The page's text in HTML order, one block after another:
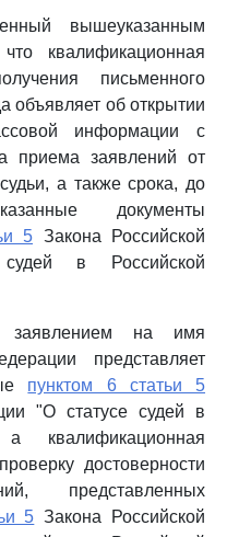
вышеуказанным
квалификационная
письменного
объявляет об открытии
информации с
приема заявлений от
а также срока, до
документы
5 Закона Российской
в Российской
заявлением на имя
представляет
пунктом 6 статьи 5
"О статусе судей в
квалификационная
достоверности
представленных
5 Закона Российской